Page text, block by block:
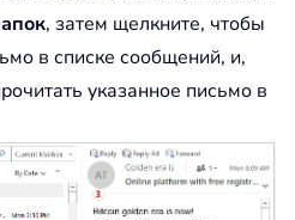
, затем щелкните, чтобы
в списке сообщений, и,
указанное письмо в